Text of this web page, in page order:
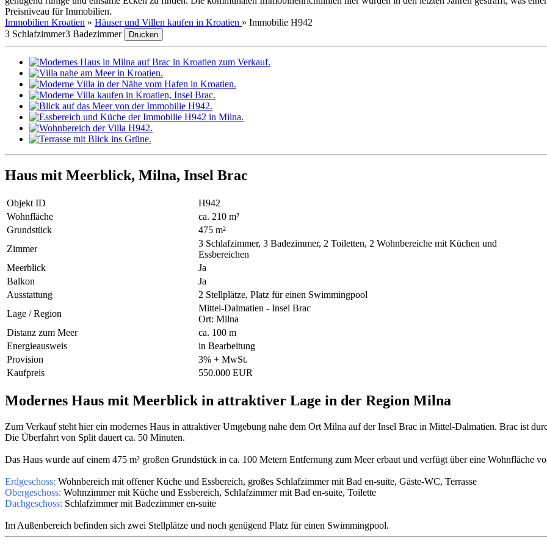
Preisniveau für Immobilien.
Immobilien Kroatien » Häuser und Villen kaufen in Kroatien » Immobilie H942
3 Schlafzimmer3 Badezimmer Drucken
Haus mit Meerblick, Milna, Insel Brac
Objekt ID
H942
Wohnfläche
ca. 210 m²
Grundstück
475 m²
Zimmer
3 Schlafzimmer, 3 Badezimmer, 2 Toiletten, 2 Wohnbereiche mit Küchen und
Essbereichen
Meerblick
Ja
Balkon
Ja
Ausstattung
2 Stellplätze, Platz für einen Swimmingpool
Lage / Region
Mittel-Dalmatien - Insel Brac
Ort: Milna
Distanz zum Meer
ca. 100 m
Energieausweis
in Bearbeitung
Provision
3% + MwSt.
Kaufpreis
550.000 EUR
Modernes Haus mit Meerblick in attraktiver Lage in der Region Milna
Zum Verkauf steht hier ein modernes Haus in attraktiver Umgebung nahe dem Ort Milna auf der Insel Brac in Mittel-Dalmatien. Brac ist
Die Überfahrt von Split dauert ca. 50 Minuten.
Das Haus wurde auf einem 475 m² großen Grundstück in ca. 100 Metern Entfernung zum Meer erbaut und verfügt über eine Wohnfläche
Erdgeschoss: Wohnbereich mit offener Küche und Essbereich, großes Schlafzimmer mit Bad en-suite, Gäste-WC, Terrasse
Obergeschoss: Wohnzimmer mit Küche und Essbereich, Schlafzimmer mit Bad en-suite, Toilette
Dachgeschoss: Schlafzimmer mit Badezimmer en-suite
Im Außenbereich befinden sich zwei Stellplätze und noch genügend Platz für einen Swimmingpool.